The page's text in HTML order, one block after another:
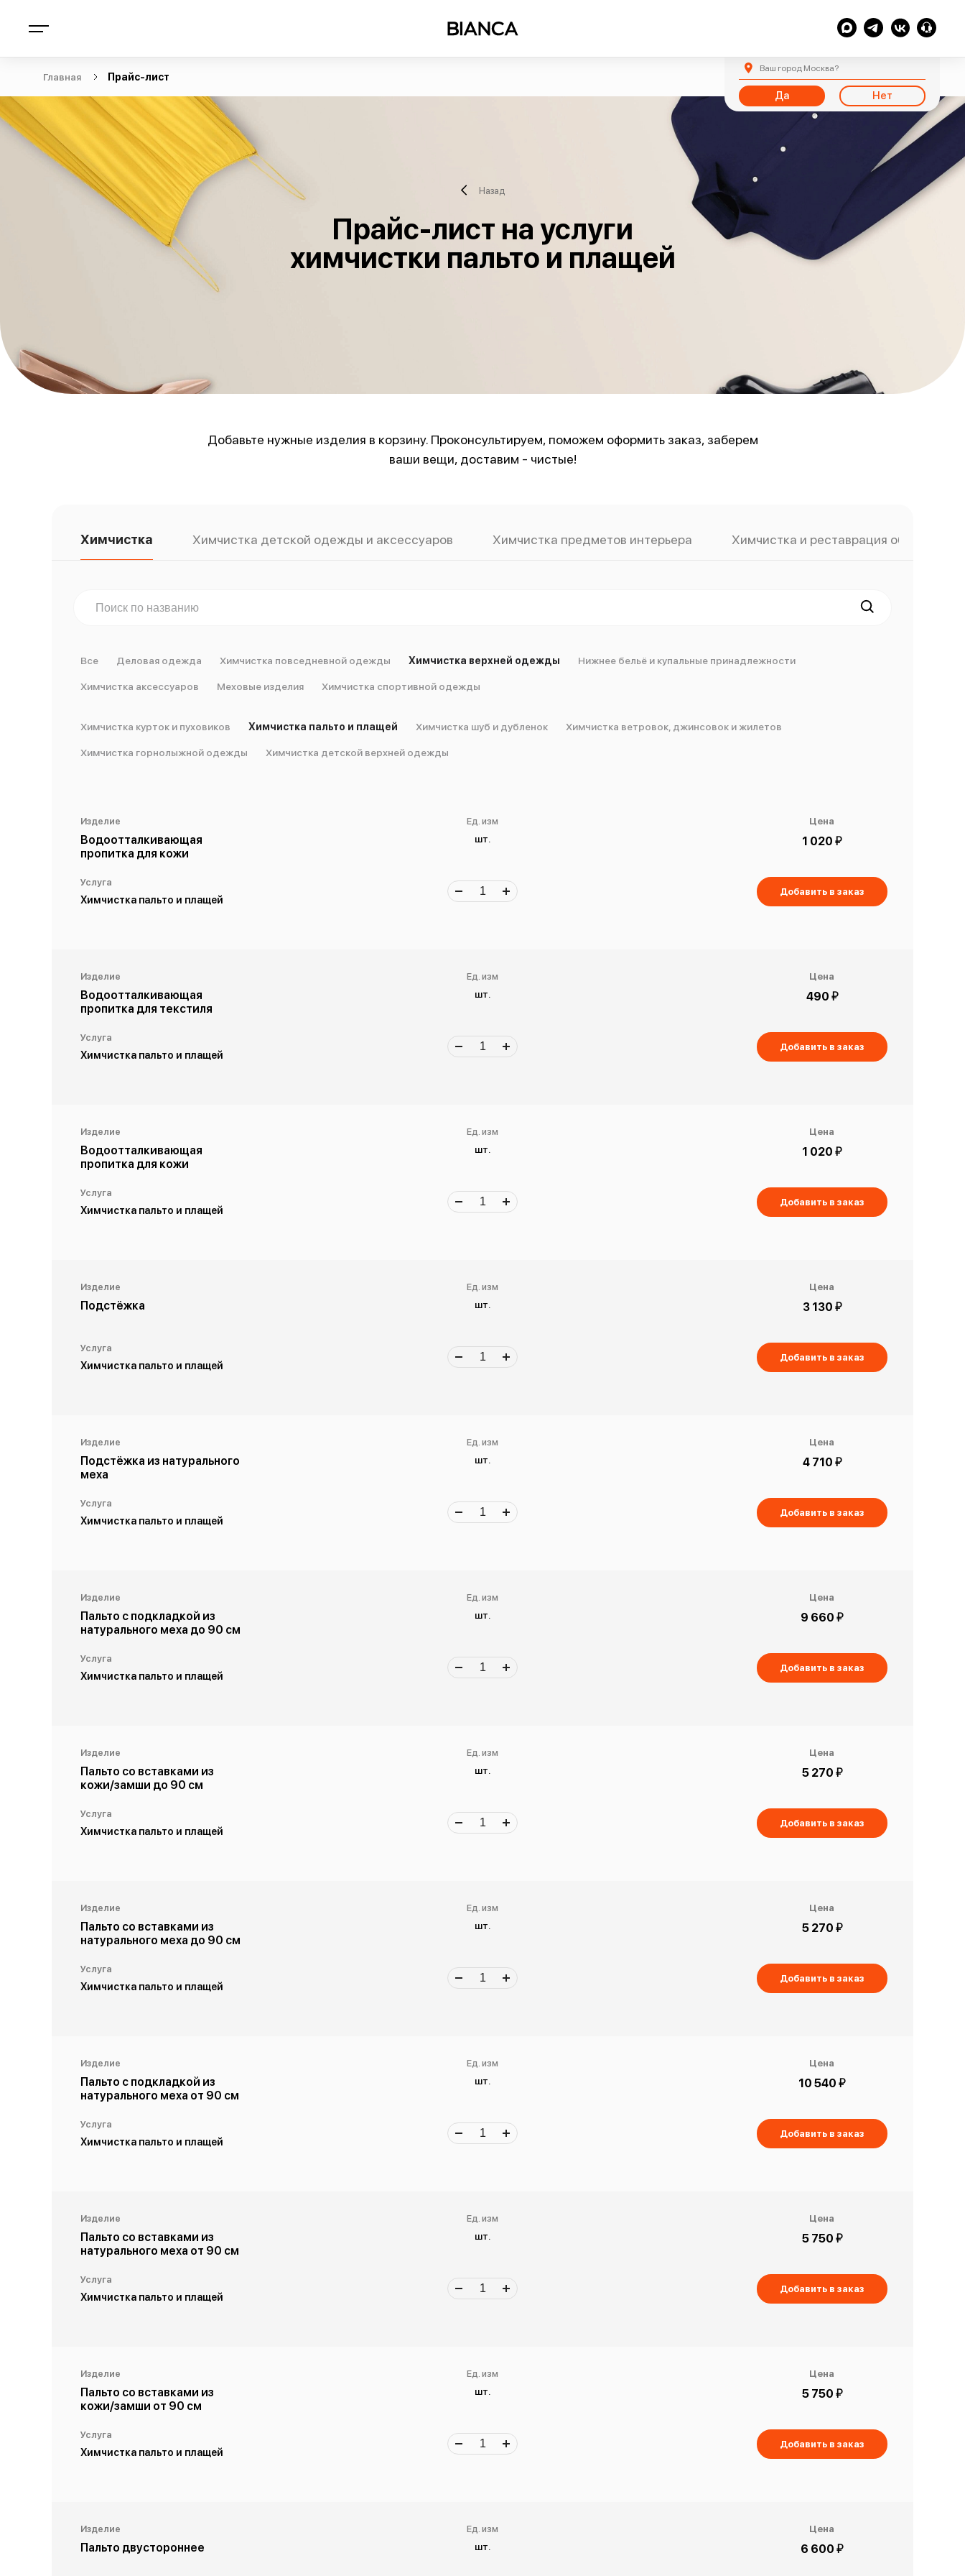
Ваш город Москва?
Да Нет
Главная Прайс-лист
Назад
Прайс-лист на услуги
химчистки пальто и плащей
Добавьте нужные изделия в корзину. Проконсультируем, поможем оформить заказ, заберем
ваши вещи, доставим - чистые!
Химчистка Химчистка детской одежды и аксессуаров Химчистка предметов интерьера Химчистка и реставрация обуви
Все Деловая одежда Химчистка повседневной одежды Химчистка верхней одежды Нижнее бельё и купальные принадлежности
Химчистка аксессуаров Меховые изделия Химчистка спортивной одежды
Химчистка курток и пуховиков Химчистка пальто и плащей Химчистка шуб и дубленок Химчистка ветровок, джинсовок и жилетов
Химчистка горнолыжной одежды Химчистка детской верхней одежды
Изделие
Водоотталкивающая
пропитка для кожи
Услуга
Химчистка пальто и плащей
Ед. изм
шт.
Цена
1 020 й
Добавить в заказ
Изделие
Водоотталкивающая
пропитка для текстиля
Услуга
Химчистка пальто и плащей
Ед. изм
шт.
Цена
490 й
Добавить в заказ
Изделие
Водоотталкивающая
пропитка для кожи
Услуга
Химчистка пальто и плащей
Ед. изм
шт.
Цена
1 020 й
Добавить в заказ
Изделие
Подстёжка
Услуга
Химчистка пальто и плащей
Ед. изм
шт.
Цена
3 130 й
Добавить в заказ
Изделие
Подстёжка из натурального
меха
Услуга
Химчистка пальто и плащей
Ед. изм
шт.
Цена
4 710 й
Добавить в заказ
Изделие
Пальто с подкладкой из
натурального меха до 90 см
Услуга
Химчистка пальто и плащей
Ед. изм
шт.
Цена
9 660 й
Добавить в заказ
Изделие
Пальто со вставками из
кожи/замши до 90 см
Услуга
Химчистка пальто и плащей
Ед. изм
шт.
Цена
5 270 й
Добавить в заказ
Изделие
Пальто со вставками из
натурального меха до 90 см
Услуга
Химчистка пальто и плащей
Ед. изм
шт.
Цена
5 270 й
Добавить в заказ
Изделие
Пальто с подкладкой из
натурального меха от 90 см
Услуга
Химчистка пальто и плащей
Ед. изм
шт.
Цена
10 540 й
Добавить в заказ
Изделие
Пальто со вставками из
натурального меха от 90 см
Услуга
Химчистка пальто и плащей
Ед. изм
шт.
Цена
5 750 й
Добавить в заказ
Изделие
Пальто со вставками из
кожи/замши от 90 см
Услуга
Химчистка пальто и плащей
Ед. изм
шт.
Цена
5 750 й
Добавить в заказ
Изделие
Пальто двустороннее
Ед. изм
шт.
Цена
6 600 й